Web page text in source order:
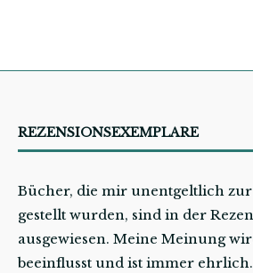
REZENSIONSEXEMPLARE
Bücher, die mir unentgeltlich
gestellt wurden, sind in der
ausgewiesen. Meine Meinung
beeinflusst und ist immer ehrlich.